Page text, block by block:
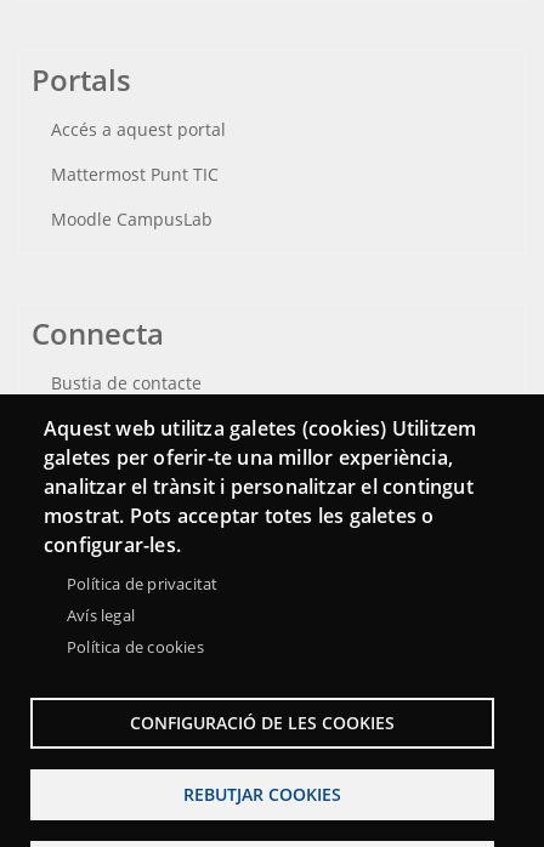
Portals
Accés a aquest portal
Mattermost Punt TIC
Moodle CampusLab
Connecta
Bustia de contacte
Butlletins
Aquest web utilitza galetes (cookies) Utilitzem
galetes per oferir-te una millor experiència,
analitzar el trànsit i personalitzar el contingut
mostrat. Pots acceptar totes les galetes o
configurar-les.
Política de privacitat
Avís legal
Política de cookies
CONFIGURACIÓ DE LES COOKIES
REBUTJAR COOKIES
Menu
Sobre la Xarxa Punttic Avís legal
Accessibilitat